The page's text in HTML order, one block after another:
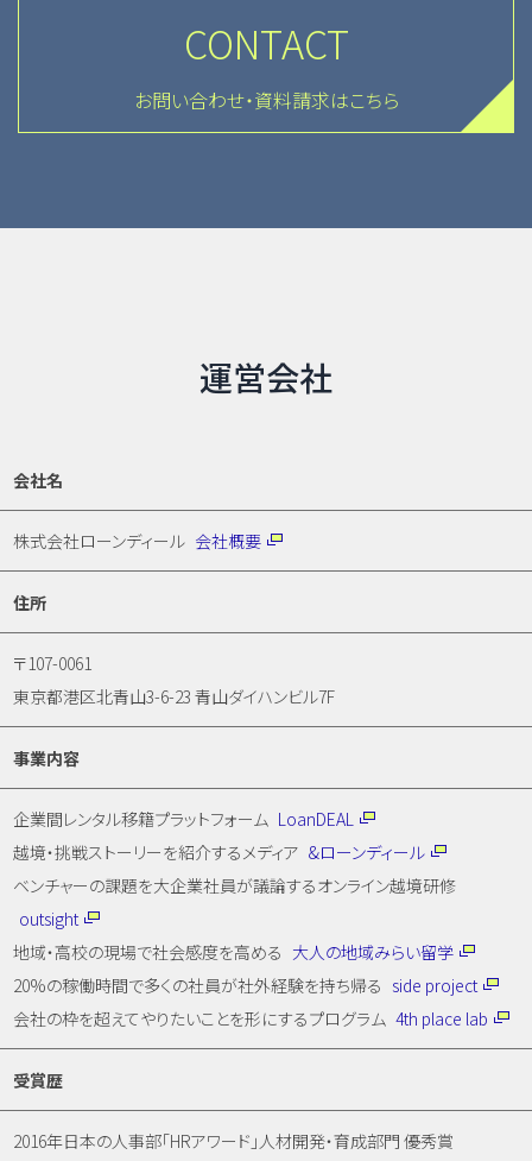
CONTACT
お問い合わせ・資料請求はこちら
運営会社
会社名
株式会社ローンディール 会社概要
住所
〒107-0061
東京都港区北青山3-6-23 青山ダイハンビル7F
事業内容
企業間レンタル移籍プラットフォーム LoanDEAL
越境・挑戦ストーリーを紹介するメディア &ローンディール
ベンチャーの課題を大企業社員が議論するオンライン越境研修
outsight
地域・高校の現場で社会感度を高める 大人の地域みらい留学
20%の稼働時間で多くの社員が社外経験を持ち帰る side project
会社の枠を超えてやりたいことを形にするプログラム 4th place lab
受賞歴
2016年日本の人事部「HRアワード」人材開発・育成部門 優秀賞